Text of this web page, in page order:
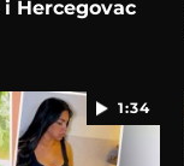
i Hercegovac
1:34